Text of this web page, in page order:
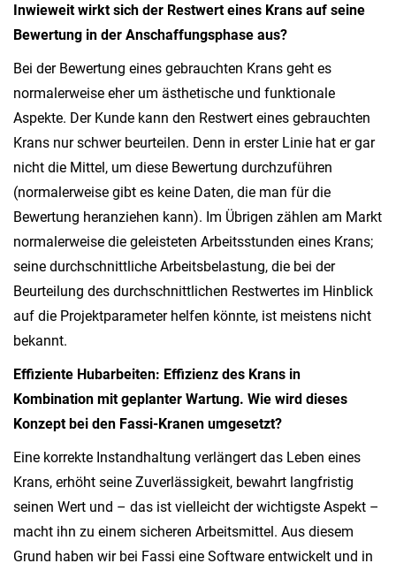
Inwieweit wirkt sich der Restwert eines Krans auf seine
Bewertung in der Anschaffungsphase aus?
Bei der Bewertung eines gebrauchten Krans geht es
normalerweise eher um ästhetische und funktionale
Aspekte. Der Kunde kann den Restwert eines gebrauchten
Krans nur schwer beurteilen. Denn in erster Linie hat er gar
nicht die Mittel, um diese Bewertung durchzuführen
(normalerweise gibt es keine Daten, die man für die
Bewertung heranziehen kann). Im Übrigen zählen am Markt
normalerweise die geleisteten Arbeitsstunden eines Krans;
seine durchschnittliche Arbeitsbelastung, die bei der
Beurteilung des durchschnittlichen Restwertes im Hinblick
auf die Projektparameter helfen könnte, ist meistens nicht
bekannt.
Effiziente Hubarbeiten: Effizienz des Krans in
Kombination mit geplanter Wartung. Wie wird dieses
Konzept bei den Fassi-Kranen umgesetzt?
Eine korrekte Instandhaltung verlängert das Leben eines
Krans, erhöht seine Zuverlässigkeit, bewahrt langfristig
seinen Wert und – das ist vielleicht der wichtigste Aspekt –
macht ihn zu einem sicheren Arbeitsmittel. Aus diesem
Grund haben wir bei Fassi eine Software entwickelt und in